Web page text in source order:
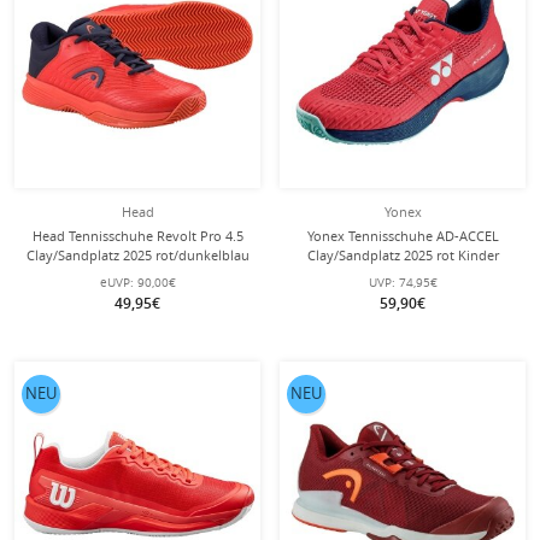
Head
Head Tennisschuhe Revolt Pro 4.5
Clay/Sandplatz 2025 rot/dunkelblau
Kinder
eUVP: 90,00€
49,95€
Yonex
Yonex Tennisschuhe AD-ACCEL
Clay/Sandplatz 2025 rot Kinder
UVP: 74,95€
59,90€
NEU NEU